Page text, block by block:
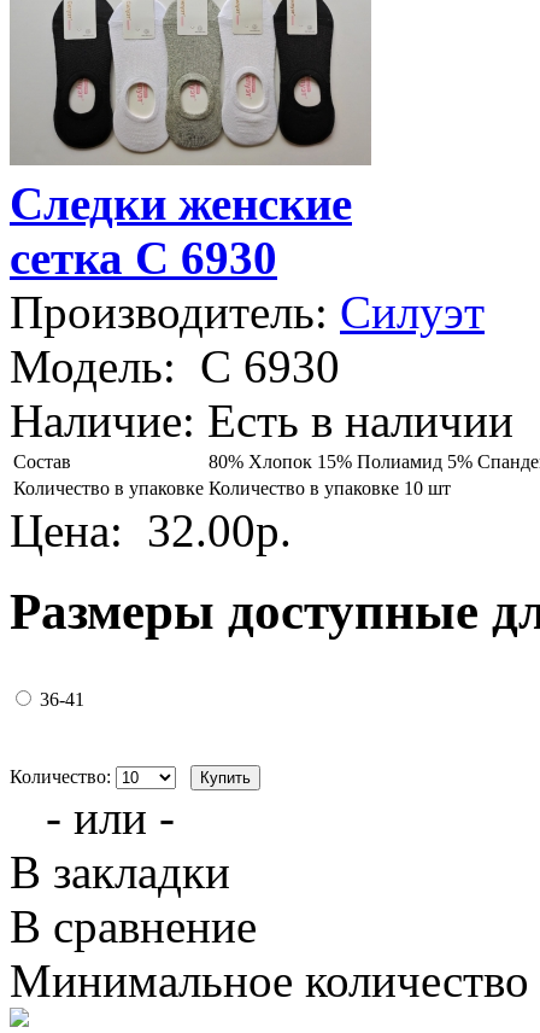
Следки женские
сетка С 6930
Производитель: Силуэт
Модель: С 6930
Наличие: Есть в наличии
Состав
80% Хлопок 15% Полиамид 5%
Количество в упаковке Количество в упаковке 10 шт
Цена: 32.00р.
Размеры доступные
36-41
Количество:
- или -
В закладки
В сравнение
Минимальное количество